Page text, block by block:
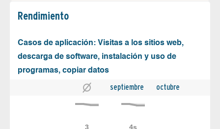
Rendimiento
Casos de aplicación: Visitas a los sitios web,
descarga de software, instalación y uso de
programas, copiar datos
septiembre octubre